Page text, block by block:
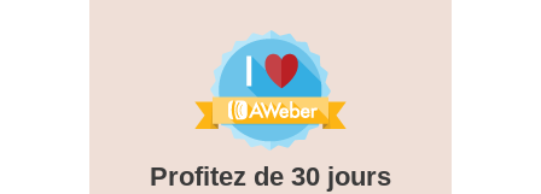
Profitez de 30 jours